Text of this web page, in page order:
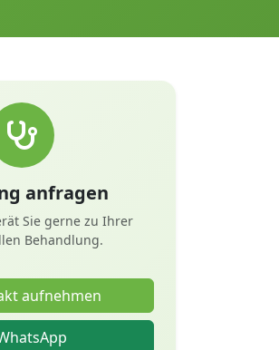
anfragen
Sie gerne zu Ihrer
Behandlung.
aufnehmen